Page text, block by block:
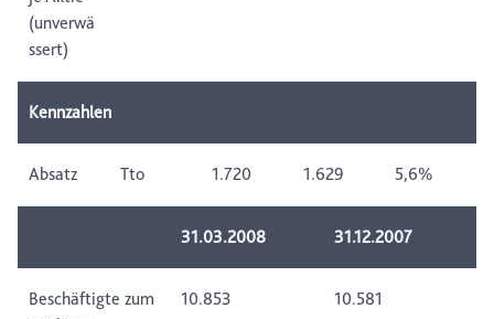
(unverwä
ssert)
Kennzahlen
Absatz Tto 1.720 1.629 5,6%
31.03.2008 31.12.2007
Beschäftigte zum
10.853 10.581